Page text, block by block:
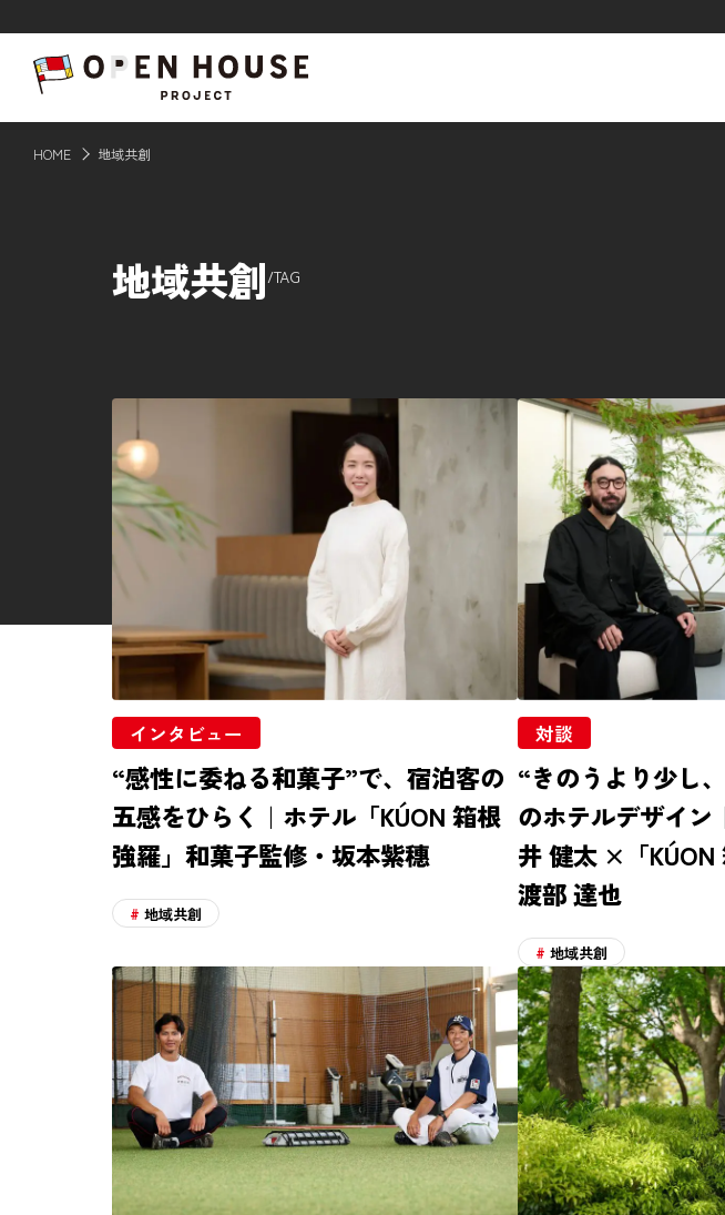
HOME
運営会社
プライバシーポリシー
お問い合わせ
タ
HOME 地域共創
地域共創/TAG
インタビュー
“感性に委ねる和菓子”で、宿泊客の
五感をひらく｜ホテル「KÚON 箱根
強羅」和菓子監修・坂本紫穗
地域共創
対談
“きのうより少し
のホテルデザイン
井 健太 ×「KÚON
渡部 達也
地域共創